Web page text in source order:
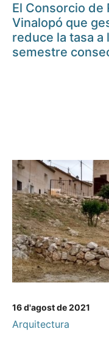
El Consorcio de
Vinalopó que
reduce la tasa
semestre
16 d'agost de 2021
Arquitectura